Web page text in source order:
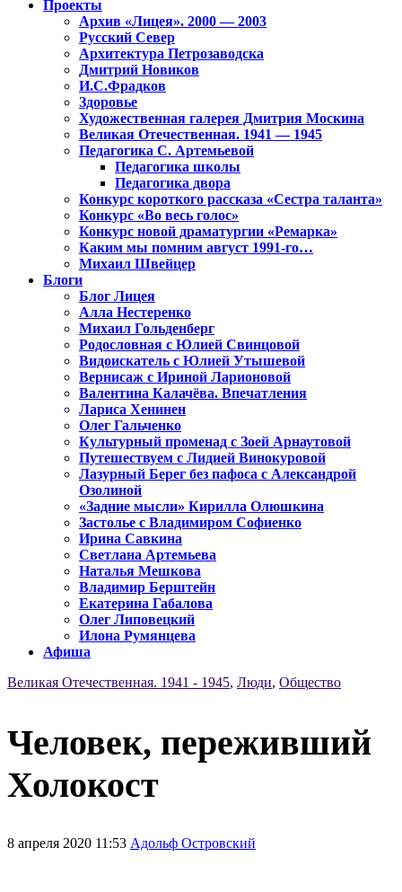
Проекты
Архив «Лицея». 2000 — 2003
Русский Север
Архитектура Петрозаводска
Дмитрий Новиков
И.С.Фрадков
Здоровье
Художественная галерея Дмитрия Москина
Великая Отечественная. 1941 — 1945
Педагогика С. Артемьевой
Педагогика школы
Педагогика двора
Конкурс короткого рассказа «Сестра таланта»
Конкурс «Во весь голос»
Конкурс новой драматургии «Ремарка»
Каким мы помним август 1991-го…
Михаил Швейцер
Блоги
Блог Лицея
Алла Нестеренко
Михаил Гольденберг
Родословная с Юлией Свинцовой
Видоискатель с Юлией Утышевой
Вернисаж с Ириной Ларионовой
Валентина Калачёва. Впечатления
Лариса Хенинен
Олег Гальченко
Культурный променад с Зоей Арнаутовой
Путешествуем с Лидией Винокуровой
Лазурный Берег без пафоса с Александрой
Озолиной
«Задние мысли» Кирилла Олюшкина
Застолье с Владимиром Софиенко
Ирина Савкина
Светлана Артемьева
Наталья Мешкова
Владимир Берштейн
Екатерина Габалова
Олег Липовецкий
Илона Румянцева
Афиша
Великая Отечественная. 1941 - 1945, Люди, Общество
Человек, переживший
Холокост
8 апреля 2020 11:53 Адольф Островский